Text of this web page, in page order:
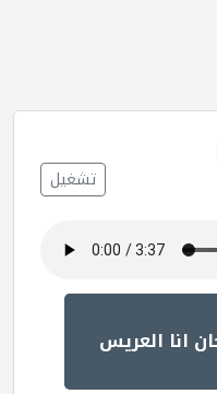
تشغيل
انا العريس